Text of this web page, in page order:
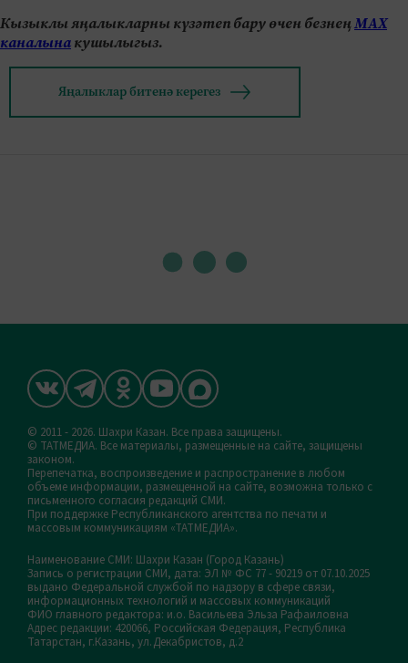
Кызыклы яңалыкларны күзәтеп бару өчен безнеңМАХ
каналынакушылыгыз.
Яңалыклар битенә керегез
© 2011 - 2026. Шахри Казан. Все права защищены.
© ТАТМЕДИА. Все материалы, размещенные на сайте, защищены
законом.
Перепечатка, воспроизведение и распространение в любом
объеме информации, размещенной на сайте, возможна только с
письменного согласия редакций СМИ.
При поддержке Республиканского агентства по печати и
массовым коммуникациям «ТАТМЕДИА».
Наименование СМИ: Шахри Казан (Город Казань)
Запись о регистрации СМИ, дата: ЭЛ № ФС 77 - 90219 от 07.10.2025
выдано Федеральной службой по надзору в сфере связи,
информационных технологий и массовых коммуникаций
ФИО главного редактора: и.о. Васильева Эльза Рафаиловна
Адрес редакции: 420066, Российская Федерация, Республика
Татарстан, г.Казань, ул.Декабристов, д.2